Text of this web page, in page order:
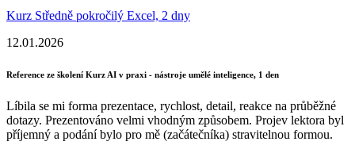
Kurz Středně pokročilý Excel, 2 dny
12.01.2026
Reference ze školení Kurz AI v praxi - nástroje umělé inteligence, 1 den
Líbila se mi forma prezentace, rychlost, detail, reakce na průběžné
dotazy. Prezentováno velmi vhodným způsobem. Projev lektora byl
příjemný a podání bylo pro mě (začátečníka) stravitelnou formou.